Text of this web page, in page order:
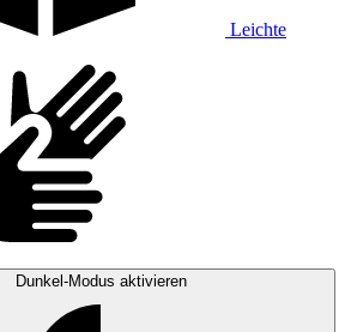
Leichte
Dunkel-Modus aktivieren